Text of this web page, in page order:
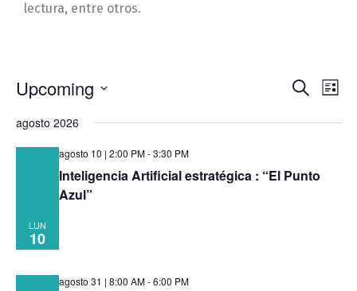
lectura, entre otros.
Search
List
Upcoming
date.
agosto 2026
LUN
10
agosto 10 | 2:00 PM-3:30 PM
Inteligencia Artificial estratégica : “El Punto
Azul”
agosto 31 | 8:00 AM-6:00 PM